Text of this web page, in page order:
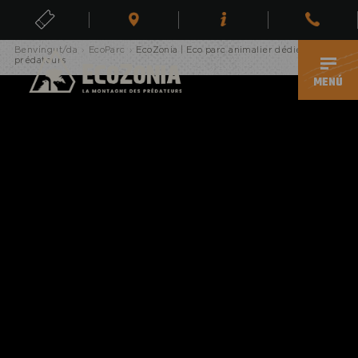
MENÚ
ENTRADES
Erreur, page inexistante
Benvingut/da › EcoParc ›
EcoZonia | Eco parc animalier dédié aux
prédateurs